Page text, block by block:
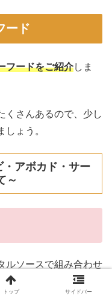
ード
フードをご紹介しま
くさんあるので、少し
ょう。
アボカド・サー
～
ルソースで組み合わせ
トップ サイドバー